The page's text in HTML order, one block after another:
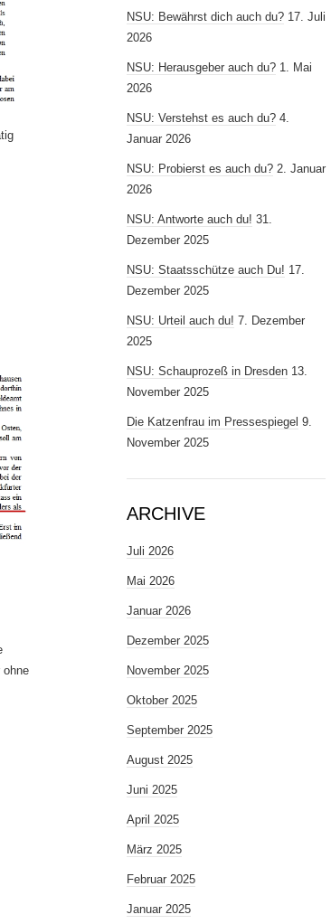
ohne
NSU: Bewährst dich auch du? 17. Juli
2026
NSU: Herausgeber auch du? 1. Mai
2026
NSU: Verstehst es auch du? 4.
Januar 2026
NSU: Probierst es auch du? 2. Januar
2026
NSU: Antworte auch du! 31.
Dezember 2025
NSU: Staatsschütze auch Du! 17.
Dezember 2025
NSU: Urteil auch du! 7. Dezember
2025
NSU: Schauprozeß in Dresden 13.
November 2025
Die Katzenfrau im Pressespiegel 9.
November 2025
ARCHIVE
Juli 2026
Mai 2026
Januar 2026
Dezember 2025
November 2025
Oktober 2025
September 2025
August 2025
Juni 2025
April 2025
März 2025
Februar 2025
Januar 2025